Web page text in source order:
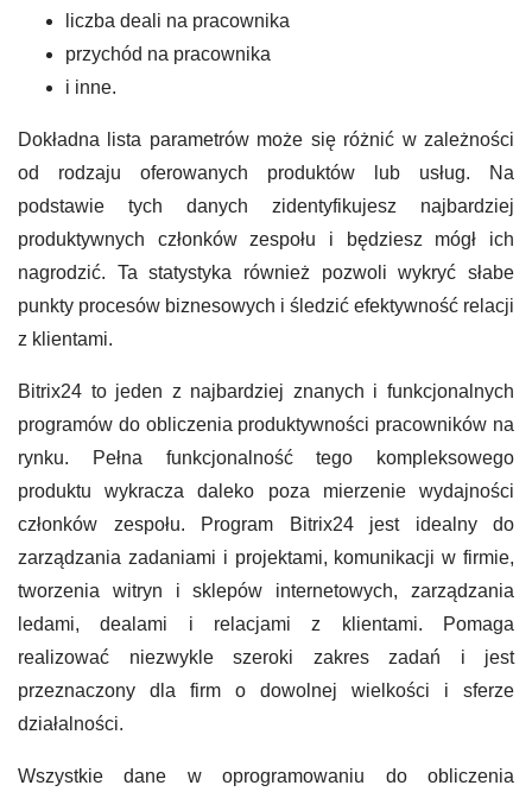
liczba deali na pracownika
przychód na pracownika
i inne.
Dokładna lista parametrów może się różnić w zależności
od rodzaju oferowanych produktów lub usług. Na
podstawie tych danych zidentyfikujesz najbardziej
produktywnych członków zespołu i będziesz mógł ich
nagrodzić. Ta statystyka również pozwoli wykryć słabe
punkty procesów biznesowych i śledzić efektywność relacji
z klientami.
Bitrix24 to jeden z najbardziej znanych i funkcjonalnych
programów do obliczenia produktywności pracowników na
rynku. Pełna funkcjonalność tego kompleksowego
produktu wykracza daleko poza mierzenie wydajności
członków zespołu. Program Bitrix24 jest idealny do
zarządzania zadaniami i projektami, komunikacji w firmie,
tworzenia witryn i sklepów internetowych, zarządzania
ledami, dealami i relacjami z klientami. Pomaga
realizować niezwykle szeroki zakres zadań i jest
przeznaczony dla firm o dowolnej wielkości i sferze
działalności.
Wszystkie dane w oprogramowaniu do obliczenia